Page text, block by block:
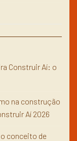
Construir Aí: o
na construção
Aí 2026
conceito de